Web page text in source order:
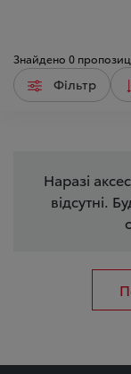
Знайдено 0
Фільтр
Наразі
відсутні.